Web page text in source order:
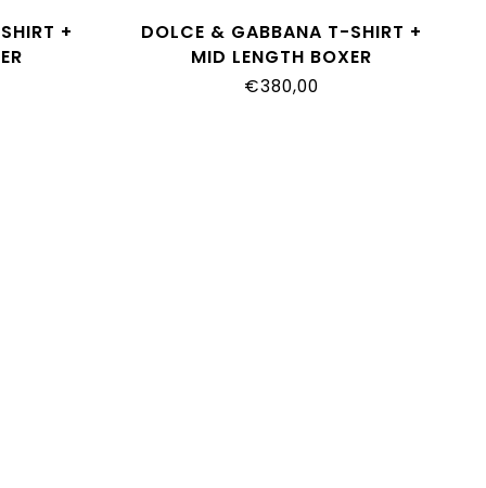
+
DOLCE & GABBANA T-SHIRT +
MID LENGTH BOXER
L1JTIT_G7P9F_S9000
€380,00